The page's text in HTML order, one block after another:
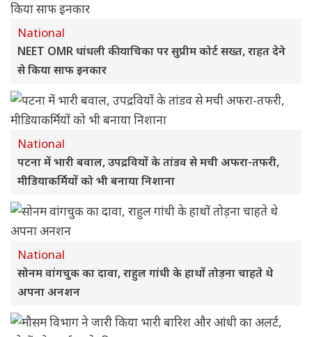
National
NEET OMR धांधली की याचिका पर सुप्रीम कोर्ट सख्त, राहत देने
से किया साफ इनकार
National
पटना में भारी बवाल, उपद्रवियों के तांडव से मची अफरा-तफरी,
मीडियाकर्मियों को भी बनाया निशाना
National
सोनम वांगचुक का दावा, राहुल गांधी के हाथों तोड़ना चाहते थे
अपना अनशन